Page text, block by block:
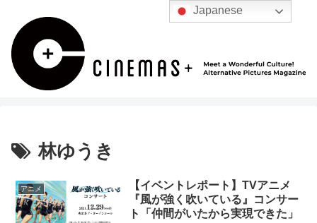
林ゆうき
アニメ
【イベントレポート】TVアニメ
『風が強く吹いている』コンサー
ト「仲間がいたから実現できた」
Japanese